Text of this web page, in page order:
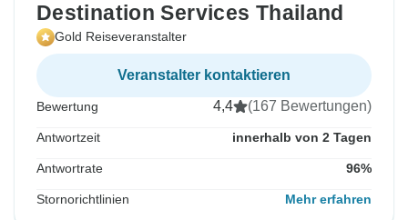
Destination Services Thailand
Gold Reiseveranstalter
Veranstalter kontaktieren
Bewertung 4,4 (167 Bewertungen)
Antwortzeit innerhalb von 2 Tagen
Antwortrate 96%
Stornorichtlinien Mehr erfahren